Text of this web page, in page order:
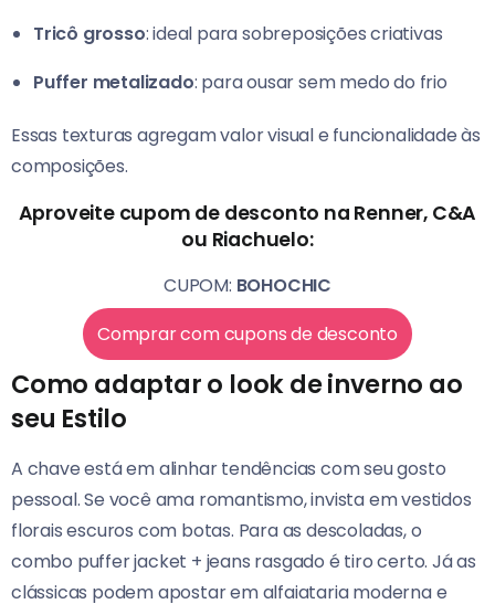
Tricô grosso: ideal para sobreposições criativas
Puffer metalizado: para ousar sem medo do frio
Essas texturas agregam valor visual e funcionalidade às
composições.
Aproveite cupom de desconto na Renner, C&A
ou Riachuelo:
CUPOM: BOHOCHIC
Comprar com cupons de desconto
Como adaptar o look de inverno ao
seu Estilo
A chave está em alinhar tendências com seu gosto
pessoal. Se você ama romantismo, invista em vestidos
florais escuros com botas. Para as descoladas, o
combo puffer jacket + jeans rasgado é tiro certo. Já as
clássicas podem apostar em alfaiataria moderna e